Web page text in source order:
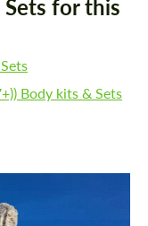
for this
Body kits & Sets